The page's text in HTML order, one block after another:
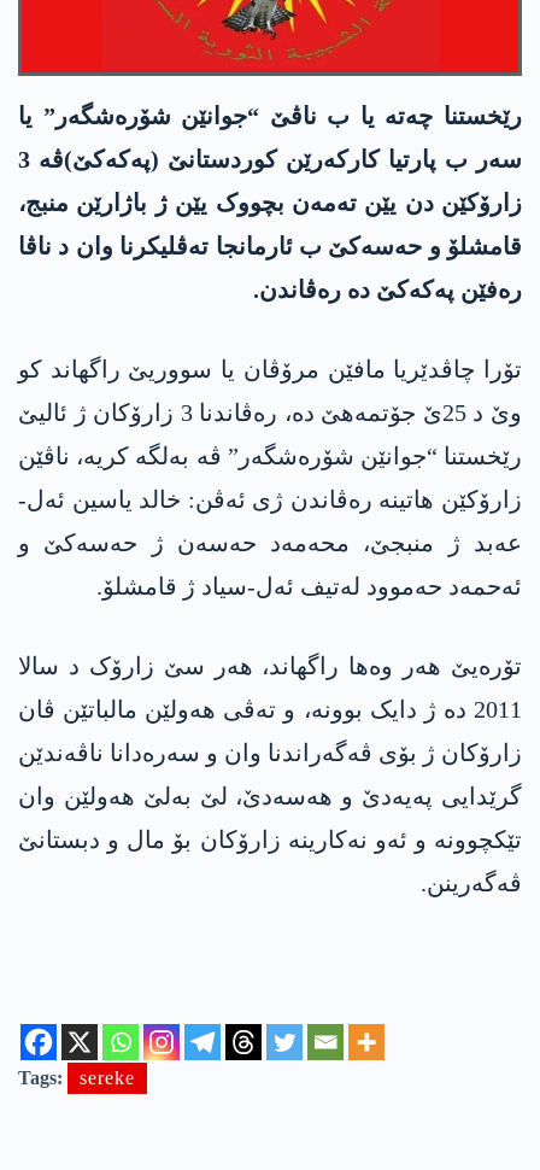
رێخستنا چەتە یا ب ناڤێ “جوانێن شۆرەشگەر” یا
سەر ب پارتیا کارکەرێن کوردستانێ (پەکەکێ)ڤە 3
زارۆکێن دن یێن تەمەن بچووک یێن ژ باژارێن منبج،
قامشلۆ و حەسەکێ ب ئارمانجا تەڤلیکرنا وان د ناڤا
رەفێن پەکەکێ دە رەڤاندن.
تۆرا چاڤدێریا مافێن مرۆڤان یا سووریێ راگھاند کو
وێ د 25ێ جۆتمەھێ دە، رەڤاندنا 3 زارۆکان ژ ئالیێ
رێخستنا “جوانێن شۆرەشگەر” ڤە بەلگە کریە، ناڤێن
زارۆکێن هاتینە رەڤاندن ژی ئەڤن: خالد یاسین ئەل-
عەبد ژ منبجێ، محەمەد حەسەن ژ حەسەکێ و
ئەحمەد حەموود لەتیف ئەل-سیاد ژ قامشلۆ.
تۆرەیێ هەر وەها راگھاند، ھەر سێ زارۆک د سالا
2011 دە ژ دایک بوونە، و تەڤی هەولێن مالباتێن ڤان
زارۆکان ژ بۆی ڤەگەراندنا وان و سەرەدانا ناڤەندێن
گرێدایی پەیەدێ و هەسەدێ، لێ بەلێ هەولێن وان
تێکچوونە و ئەو نەکارینە زارۆکان بۆ مال و دبستانێ
ڤەگەرینن.
Tags: sereke